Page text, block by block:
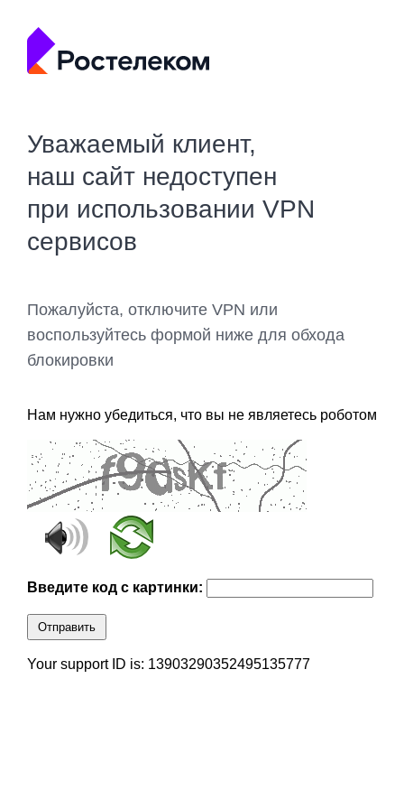
Уважаемый клиент,
наш сайт недоступен
при использовании VPN
сервисов
Пожалуйста, отключите VPN или
воспользуйтесь формой ниже для обхода
блокировки
Нам нужно убедиться, что вы не являетесь роботом
Введите код с картинки:
Отправить
Your support ID is: 13903290352495135777